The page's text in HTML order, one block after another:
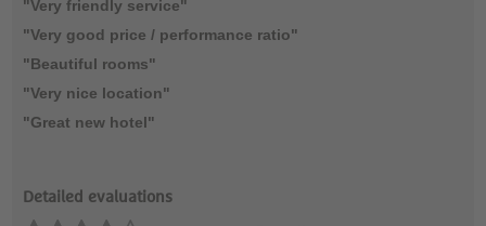
"Very friendly service"
"Very good price / performance ratio"
"Beautiful rooms"
"Very nice location"
"Great new hotel"
Detailed evaluations